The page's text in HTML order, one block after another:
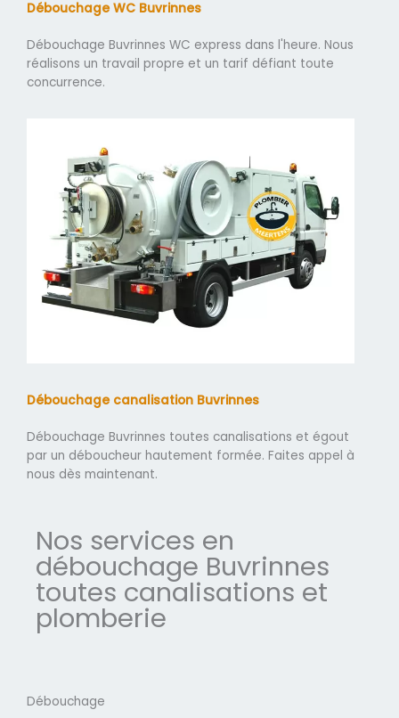
Débouchage WC Buvrinnes
Débouchage Buvrinnes WC express dans l'heure. Nous
réalisons un travail propre et un tarif défiant toute
concurrence.
Débouchage canalisation Buvrinnes
Débouchage Buvrinnes toutes canalisations et égout
par un déboucheur hautement formée. Faites appel à
nous dès maintenant.
Nos services en
débouchage Buvrinnes
toutes canalisations et
plomberie
Débouchage